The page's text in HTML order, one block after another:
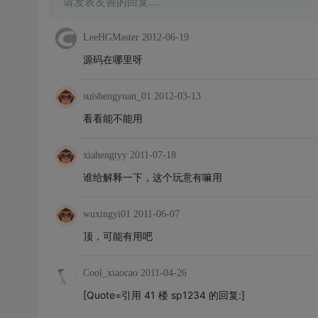
LeeHGMaster 2012-06-19
源码在哪里呀
suishengyuan_01 2012-03-13
看看能不能用
xiahengtyy 2011-07-18
谁给解释一下，这个玩意有嘛用
wuxingyi01 2011-06-07
顶，可能有用吧
Cool_xiaocao 2011-04-26
[Quote=引用 41 楼 sp1234 的回复:]